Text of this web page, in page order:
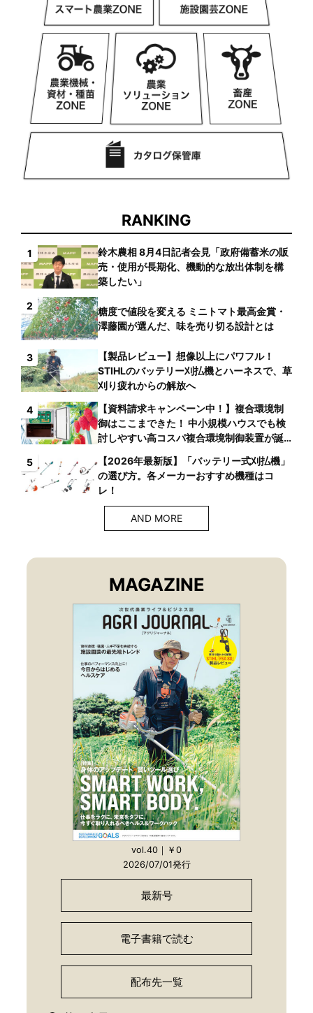
RANKING
1
鈴木農相 8月4日記者会見「政府備蓄米の販
売・使用が長期化、機動的な放出体制を構
築したい」
2
糖度で値段を変える ミニトマト最高金賞・
澤藤園が選んだ、味を売り切る設計とは
3
【製品レビュー】想像以上にパワフル！
STIHLのバッテリー刈払機とハーネスで、草
刈り疲れからの解放へ
4
【資料請求キャンペーン中！】複合環境制
御はここまできた！ 中小規模ハウスでも検
討しやすい高コスパ複合環境制御装置が誕
5
【2026年最新版】「バッテリー式刈払機」
の選び方。各メーカーおすすめ機種はコ
レ！
AND MORE
MAGAZINE
vol.40｜￥0
2026/07/01発行
最新号
電子書籍で読む
配布先一覧